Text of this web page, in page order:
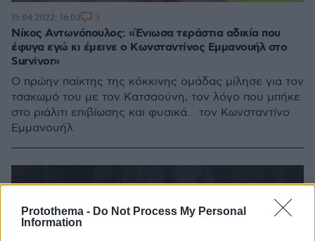
Protothema - Do Not Process My Personal
Information
Νίκος Αντωνόπουλος: «Ένιωσα τεράστια αδικία που
έφυγα εγώ κι έμεινε ο Κωνσταντίνος Εμμανουήλ στο
Survivor»
Ο πρώην παίκτης της κόκκινης ομάδας μίλησε για τον
τσακωμό του με τον Κατσαούνη, τον λόγο που μπήκε
στο ριάλιτι επιβίωσης και φυσικά... τον Κωνσταντίνο
Εμμανουήλ
15.04.2022, 16:03 3